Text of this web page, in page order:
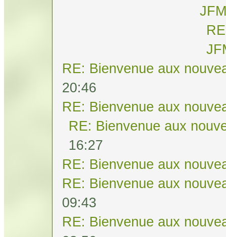
JFM
RE: Bienvenue aux
20:46
RE: Bienvenue aux
RE: Bienvenue aux
16:27
RE: Bienvenue aux
RE: Bienvenue aux
09:43
RE: Bienvenue aux